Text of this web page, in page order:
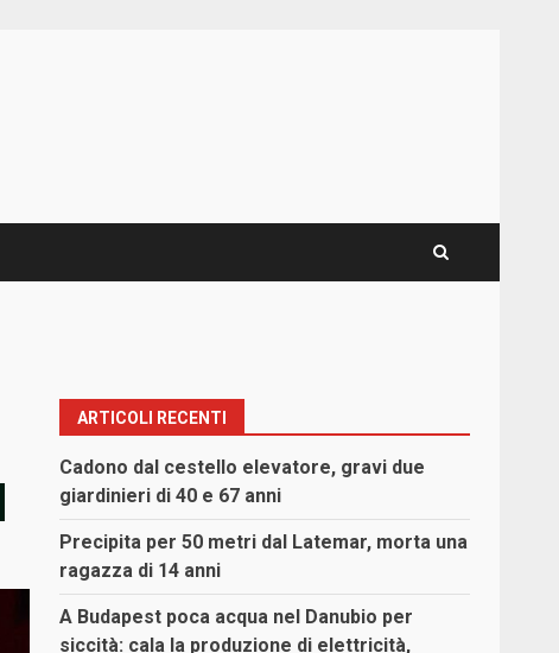
ARTICOLI RECENTI
Cadono dal cestello elevatore, gravi due
giardinieri di 40 e 67 anni
Precipita per 50 metri dal Latemar, morta una
ragazza di 14 anni
A Budapest poca acqua nel Danubio per
siccità: cala la produzione di elettricità,